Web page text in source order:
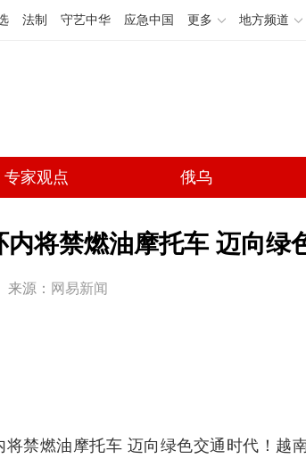
法制 守艺中华 应急中国 更多 地方频道
专家观点 俄乌
内将禁燃油摩托车 迈向绿
来源： 网易新闻
将禁燃油摩托车 迈向绿色交通时代！越